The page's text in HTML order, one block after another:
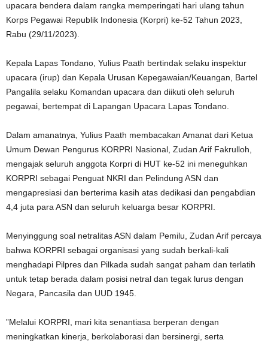
upacara bendera dalam rangka memperingati hari ulang tahun
Korps Pegawai Republik Indonesia (Korpri) ke-52 Tahun 2023,
Rabu (29/11/2023).
Kepala Lapas Tondano, Yulius Paath bertindak selaku inspektur
upacara (irup) dan Kepala Urusan Kepegawaian/Keuangan, Bartel
Pangalila selaku Komandan upacara dan diikuti oleh seluruh
pegawai, bertempat di Lapangan Upacara Lapas Tondano.
Dalam amanatnya, Yulius Paath membacakan Amanat dari Ketua
Umum Dewan Pengurus KORPRI Nasional, Zudan Arif Fakrulloh,
mengajak seluruh anggota Korpri di HUT ke-52 ini meneguhkan
KORPRI sebagai Penguat NKRI dan Pelindung ASN dan
mengapresiasi dan berterima kasih atas dedikasi dan pengabdian
4,4 juta para ASN dan seluruh keluarga besar KORPRI.
Menyinggung soal netralitas ASN dalam Pemilu, Zudan Arif percaya
bahwa KORPRI sebagai organisasi yang sudah berkali-kali
menghadapi Pilpres dan Pilkada sudah sangat paham dan terlatih
untuk tetap berada dalam posisi netral dan tegak lurus dengan
Negara, Pancasila dan UUD 1945.
”Melalui KORPRI, mari kita senantiasa berperan dengan
meningkatkan kinerja, berkolaborasi dan bersinergi, serta